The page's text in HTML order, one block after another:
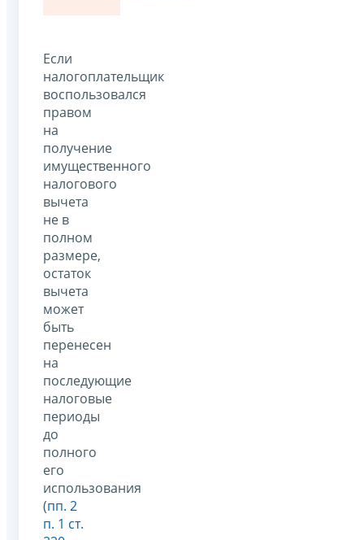
Если
налогоплательщик
воспользовался
правом
на
получение
имущественного
налогового
вычета
не в
полном
размере,
остаток
вычета
может
быть
перенесен
на
последующие
налоговые
периоды
до
полного
его
использования
(пп. 2
п. 1 ст.